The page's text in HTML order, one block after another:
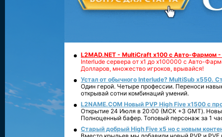
L2MAD.NET - MultiCraft x100 с Авто-Фармом
Interlude сервера от х1 до х100000 с Авто-
Долларов, множество игроков, врывайся!
Устал от обычного Interlude? MultiSub x550.
Один герой. Четыре профессии. Переноси
открывай сотни комбинаций умений.
L2NAME.COM Новый PVP High Five x1500 с
Открытие 24 Июля в 20:00 (МСК +3 GMT).
Полноценный бафер. Топовый персонаж за 1
Старый добрый High Five x5 но с новым